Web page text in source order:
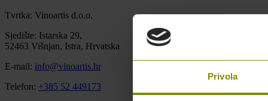
Privola
Tvrtka: Vinoartis d.o.o.
Sjedište: Istarska 29,
52463 Višnjan, Istra, Hrvatska
E-mail: info@vinoartis.hr
Telefon: +385 52 449173